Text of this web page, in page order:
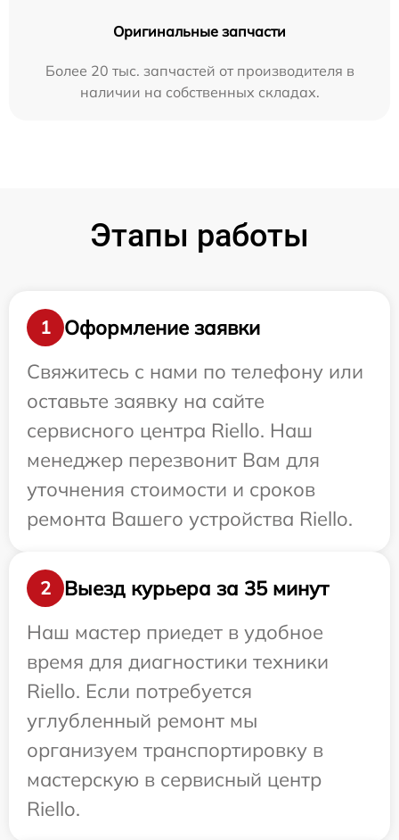
Оригинальные запчасти
Более 20 тыс. запчастей от производителя в
наличии на собственных складах.
Этапы работы
1
Оформление заявки
Свяжитесь с нами по телефону или
оставьте заявку на сайте
сервисного центра Riello. Наш
менеджер перезвонит Вам для
уточнения стоимости и сроков
ремонта Вашего устройства Riello.
2
Выезд курьера за 35 минут
Наш мастер приедет в удобное
время для диагностики техники
Riello. Если потребуется
углубленный ремонт мы
организуем транспортировку в
мастерскую в сервисный центр
Riello.